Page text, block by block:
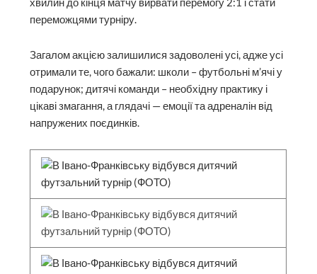
хвилин до кінця матчу вирвати перемогу 2:1 і стати
переможцями турніру.
Загалом акцією залишилися задоволені усі, адже усі
отримали те, чого бажали: школи – футбольні м’ячі у
подарунок; дитячі команди – необхідну практику і
цікаві змагання, а глядачі — емоції та адреналін від
напружених поєдинків.